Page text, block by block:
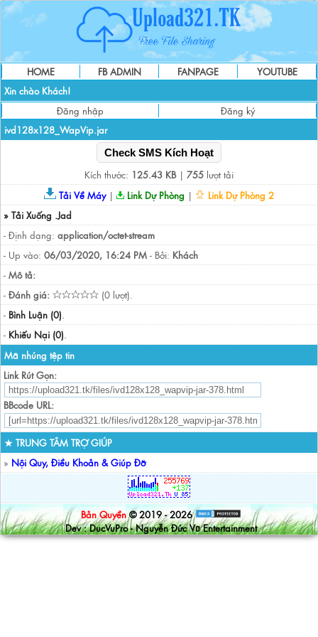
HOME FB ADMIN FANPAGE
YOUTUBE
Xin chào Khách!
Đăng nhập
Đăng ký
ivd128x128_WapVip.jar
Check SMS Kích Hoạt
Kích thước: 125.43 KB| 755 lượt tải
Tải Về Máy| Link Dự Phòng |
Link Dự Phòng 2
» Tải Xuống .Jad
- Định dạng: application/octet-stream
- Up vào: 06/03/2020, 16:24 PM - Bởi: Khách
- Mô tả:
- Đánh giá:
(0 lượt).
- Bình Luận (0).
- Khiếu Nại (0).
Mã nhúng tệp tin
Link Rút Gọn:
BBcode URL:
★ TRUNG TÂM TRỢ GIÚP
» Nội Quy, Điều Khoản & Giúp Đỡ
Bản Quyền © 2019 - 2026
Dev : DucVuPro - Nguyễn Đức Vũ Entertainment